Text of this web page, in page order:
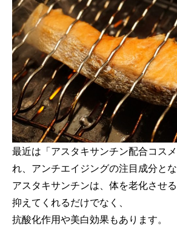
最近は「アスタキサンチン配合コス
れ、アンチエイジングの注目成分とな
アスタキサンチンは、体を老化させ
抑えてくれるだけでなく、
抗酸化作用や美白効果もあります。